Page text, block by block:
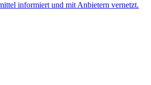
informiert und mit Anbietern vernetzt.